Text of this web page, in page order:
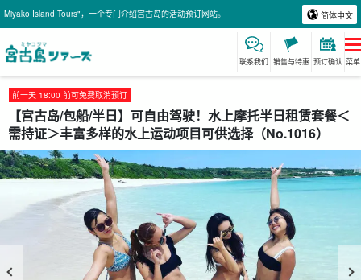
Miyako Island Tours"，一个专门介绍宫古岛的活动预订网站。 简体中文
联系我们 销售与特惠 预订确认 菜单
前一天 18:00 前可免费取消预订
【宫古岛/包船/半日】可自由驾驶！水上摩托半日租赁套餐＜
需持证＞丰富多样的水上运动项目可供选择（No.1016）